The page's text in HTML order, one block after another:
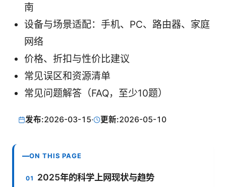
南
设备与场景适配：手机、PC、路由器、家庭
网络
价格、折扣与性价比建议
常见误区和资源清单
常见问题解答（FAQ，至少10题）
发布:2026-03-15· 更新:2026-05-10
ON THIS PAGE
2025年的科学上网现状与趋势